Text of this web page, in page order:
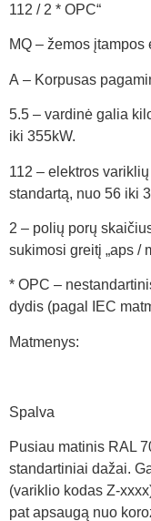
112 / 2 * OPC“
MQ – žemos
A – Korpusas
5.5 – vardinė galia
iki 355kW.
112 – elektros
standartą, nuo 56 iki
2 – polių porų
sukimosi greitį „aps /
* OPC –
dydis (pagal IEC
Matmenys:
Spalva
Pusiau matinis RAL
standartiniai dažai.
(variklio kodas Z-
pat apsaugą nuo